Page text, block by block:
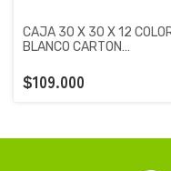
CAJA 30 X 30 X 12
BLANCO CARTON
PREMIUM X 100 UNIDADES
$109.000